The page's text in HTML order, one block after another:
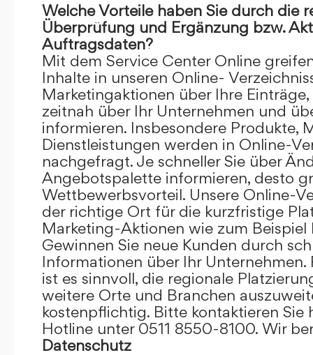
Welche Vorteile haben Sie durch die
Überprüfung und Ergänzung bzw.
Auftragsdaten?
Mit dem Service Center Online
Inhalte in unseren Online-
Marketingaktionen über Ihre
zeitnah über Ihr Unternehmen und
informieren. Insbesondere Produkte,
Dienstleistungen werden in Online-
nachgefragt. Je schneller Sie über
Angebotspalette informieren, desto
Wettbewerbsvorteil. Unsere Online-
der richtige Ort für die kurzfristige
Marketing-Aktionen wie zum Beispiel
Gewinnen Sie neue Kunden durch
Informationen über Ihr Unternehmen.
ist es sinnvoll, die regionale
weitere Orte und Branchen
kostenpflichtig. Bitte kontaktieren Sie
Hotline unter 0511 8550-8100. Wir
Datenschutz